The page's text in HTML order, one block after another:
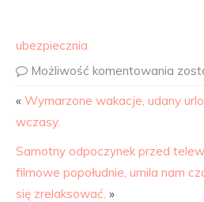
ubezpiecznia
Możliwość komentowania
« Wymarzone wakacje, udany
wczasy.
Samotny odpoczynek przed
filmowe popołudnie, umila nam
się zrelaksować. »